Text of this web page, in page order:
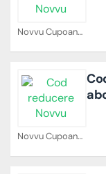
Novvu Cupoane
Novvu Cupoane